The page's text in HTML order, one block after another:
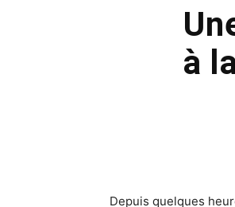
à
Depuis quelques